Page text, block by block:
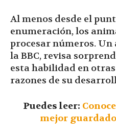
Al menos desde el
enumeración, los
procesar números.
la BBC, revisa
esta habilidad en
razones de su
Puedes leer:
mejor